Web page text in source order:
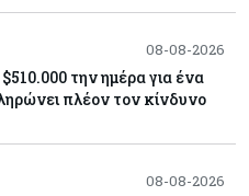
08-08-2026
την ημέρα για ένα
πλέον τον κίνδυνο
08-08-2026